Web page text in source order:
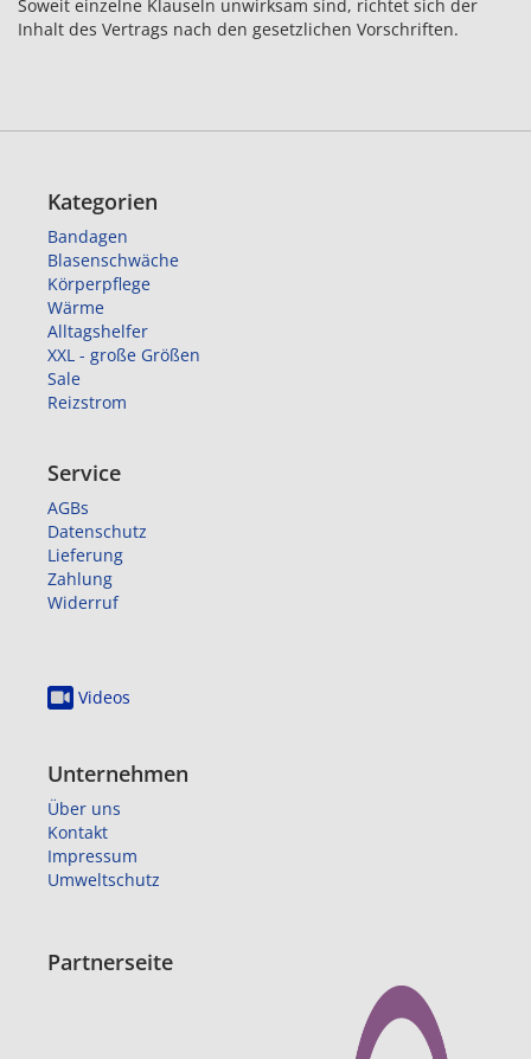
Soweit einzelne Klauseln unwirksam sind, richtet sich der
Inhalt des Vertrags nach den gesetzlichen Vorschriften.
Kategorien
Bandagen
Blasenschwäche
Körperpflege
Wärme
Alltagshelfer
XXL - große Größen
Sale
Reizstrom
Service
AGBs
Datenschutz
Lieferung
Zahlung
Widerruf
Videos
Unternehmen
Über uns
Kontakt
Impressum
Umweltschutz
Partnerseite